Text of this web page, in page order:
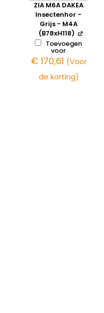
ZIA M6A DAKEA
Insectenhor -
Grijs - M4A
(B78xH118)
Toevoegen
voor
€ 170,61 (Voor
de korting)